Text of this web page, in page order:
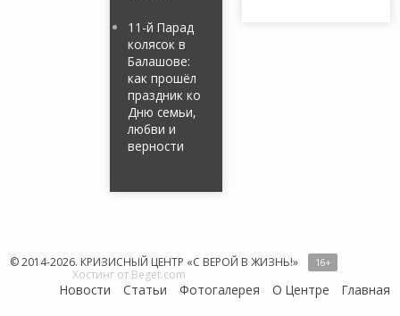
11-й Парад
колясок в
Балашове:
как прошёл
праздник ко
Дню семьи,
любви и
верности
© 2014-2026. КРИЗИСНЫЙ ЦЕНТР «С ВЕРОЙ В ЖИЗНЬ!» 16+
Хостинг от Beget.com
Главная
О Центре
Фотогалерея
Статьи
Новости